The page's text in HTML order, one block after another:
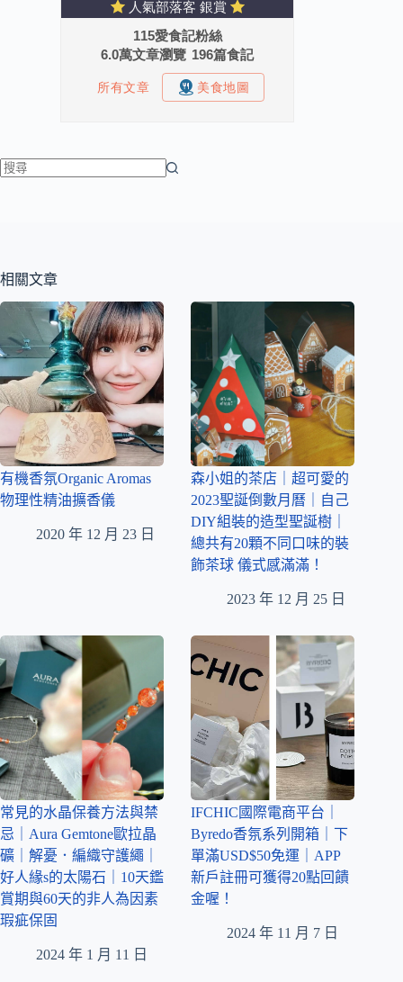
相關文章
有機香氛Organic Aromas
物理性精油擴香儀
2020 年 12 月 23 日
森小姐的茶店｜超可愛的
2023聖誕倒數月曆｜自己
DIY組裝的造型聖誕樹｜
總共有20顆不同口味的裝
飾茶球 儀式感滿滿！
2023 年 12 月 25 日
常見的水晶保養方法與禁
忌｜Aura Gemtone歐拉晶
礦｜解憂．編織守護繩｜
好人緣s的太陽石｜10天鑑
賞期與60天的非人為因素
瑕疵保固
2024 年 1 月 11 日
IFCHIC國際電商平台｜
Byredo香氛系列開箱｜下
單滿USD$50免運｜APP
新戶註冊可獲得20點回饋
金喔！
2024 年 11 月 7 日